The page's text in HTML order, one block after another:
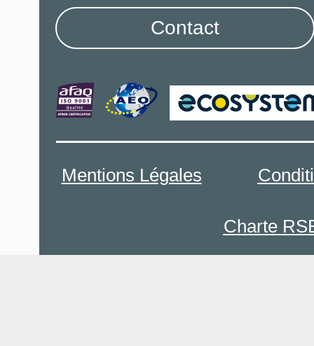
Mentions Légales
Charte
Contact